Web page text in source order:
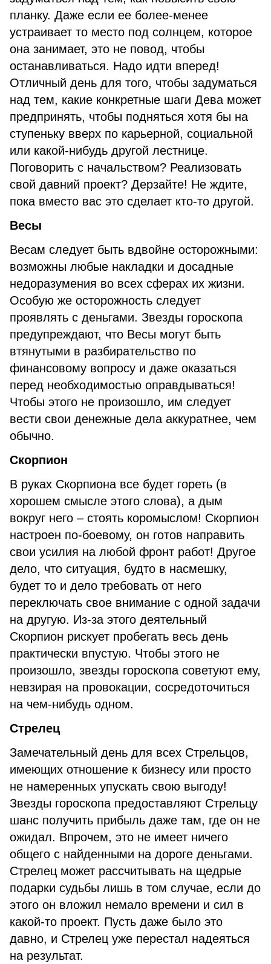
планку. Даже если ее более-менее
устраивает то место под солнцем, которое
она занимает, это не повод, чтобы
останавливаться. Надо идти вперед!
Отличный день для того, чтобы задуматься
над тем, какие конкретные шаги Дева может
предпринять, чтобы подняться хотя бы на
ступеньку вверх по карьерной, социальной
или какой-нибудь другой лестнице.
Поговорить с начальством? Реализовать
свой давний проект? Дерзайте! Не ждите,
пока вместо вас это сделает кто-то другой.
Весы
Весам следует быть вдвойне осторожными:
возможны любые накладки и досадные
недоразумения во всех сферах их жизни.
Особую же осторожность следует
проявлять с деньгами. Звезды гороскопа
предупреждают, что Весы могут быть
втянутыми в разбирательство по
финансовому вопросу и даже оказаться
перед необходимостью оправдываться!
Чтобы этого не произошло, им следует
вести свои денежные дела аккуратнее, чем
обычно.
Скорпион
В руках Скорпиона все будет гореть (в
хорошем смысле этого слова), а дым
вокруг него – стоять коромыслом! Скорпион
настроен по-боевому, он готов направить
свои усилия на любой фронт работ! Другое
дело, что ситуация, будто в насмешку,
будет то и дело требовать от него
переключать свое внимание с одной задачи
на другую. Из-за этого деятельный
Скорпион рискует пробегать весь день
практически впустую. Чтобы этого не
произошло, звезды гороскопа советуют ему,
невзирая на провокации, сосредоточиться
на чем-нибудь одном.
Стрелец
Замечательный день для всех Стрельцов,
имеющих отношение к бизнесу или просто
не намеренных упускать свою выгоду!
Звезды гороскопа предоставляют Стрельцу
шанс получить прибыль даже там, где он не
ожидал. Впрочем, это не имеет ничего
общего с найденными на дороге деньгами.
Стрелец может рассчитывать на щедрые
подарки судьбы лишь в том случае, если до
этого он вложил немало времени и сил в
какой-то проект. Пусть даже было это
давно, и Стрелец уже перестал надеяться
на результат.